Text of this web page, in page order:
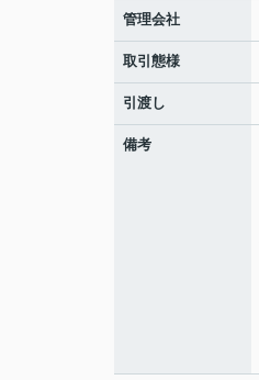
管理会社
取引態様
引渡し
備考